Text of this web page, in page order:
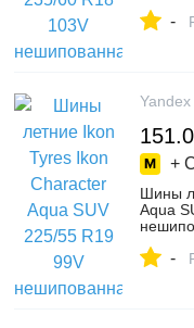
-
+
Шины
Aqua
-